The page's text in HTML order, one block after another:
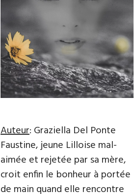
Auteur: Graziella Del Ponte
Faustine, jeune Lilloise mal-
aimée et rejetée par sa mère,
croit enfin le bonheur à portée
de main quand elle rencontre